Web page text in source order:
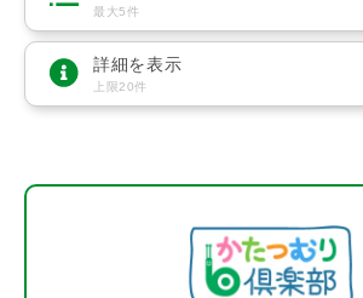
最大5件
詳細を表示
上限20件